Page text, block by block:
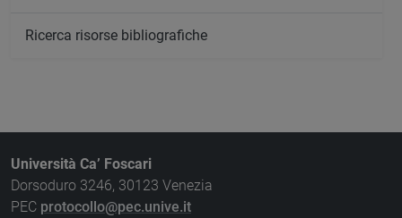
Ricerca risorse bibliografiche
Università Ca’ Foscari
Dorsoduro 3246, 30123 Venezia
PEC protocollo@pec.unive.it